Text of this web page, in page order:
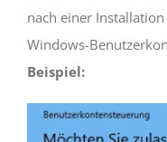
nach einer
Windows-
Beispiel: